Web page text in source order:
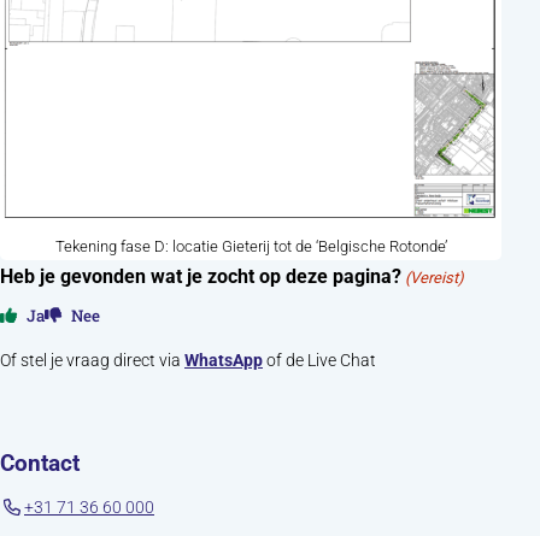
Tekening fase D: locatie Gieterij tot de ‘Belgische Rotonde’
Heb je gevonden wat je zocht op deze pagina? (Vereist)
Ja Nee
Of stel je vraag direct via WhatsAppof de Live Chat
Contact
+31 71 36 60 000